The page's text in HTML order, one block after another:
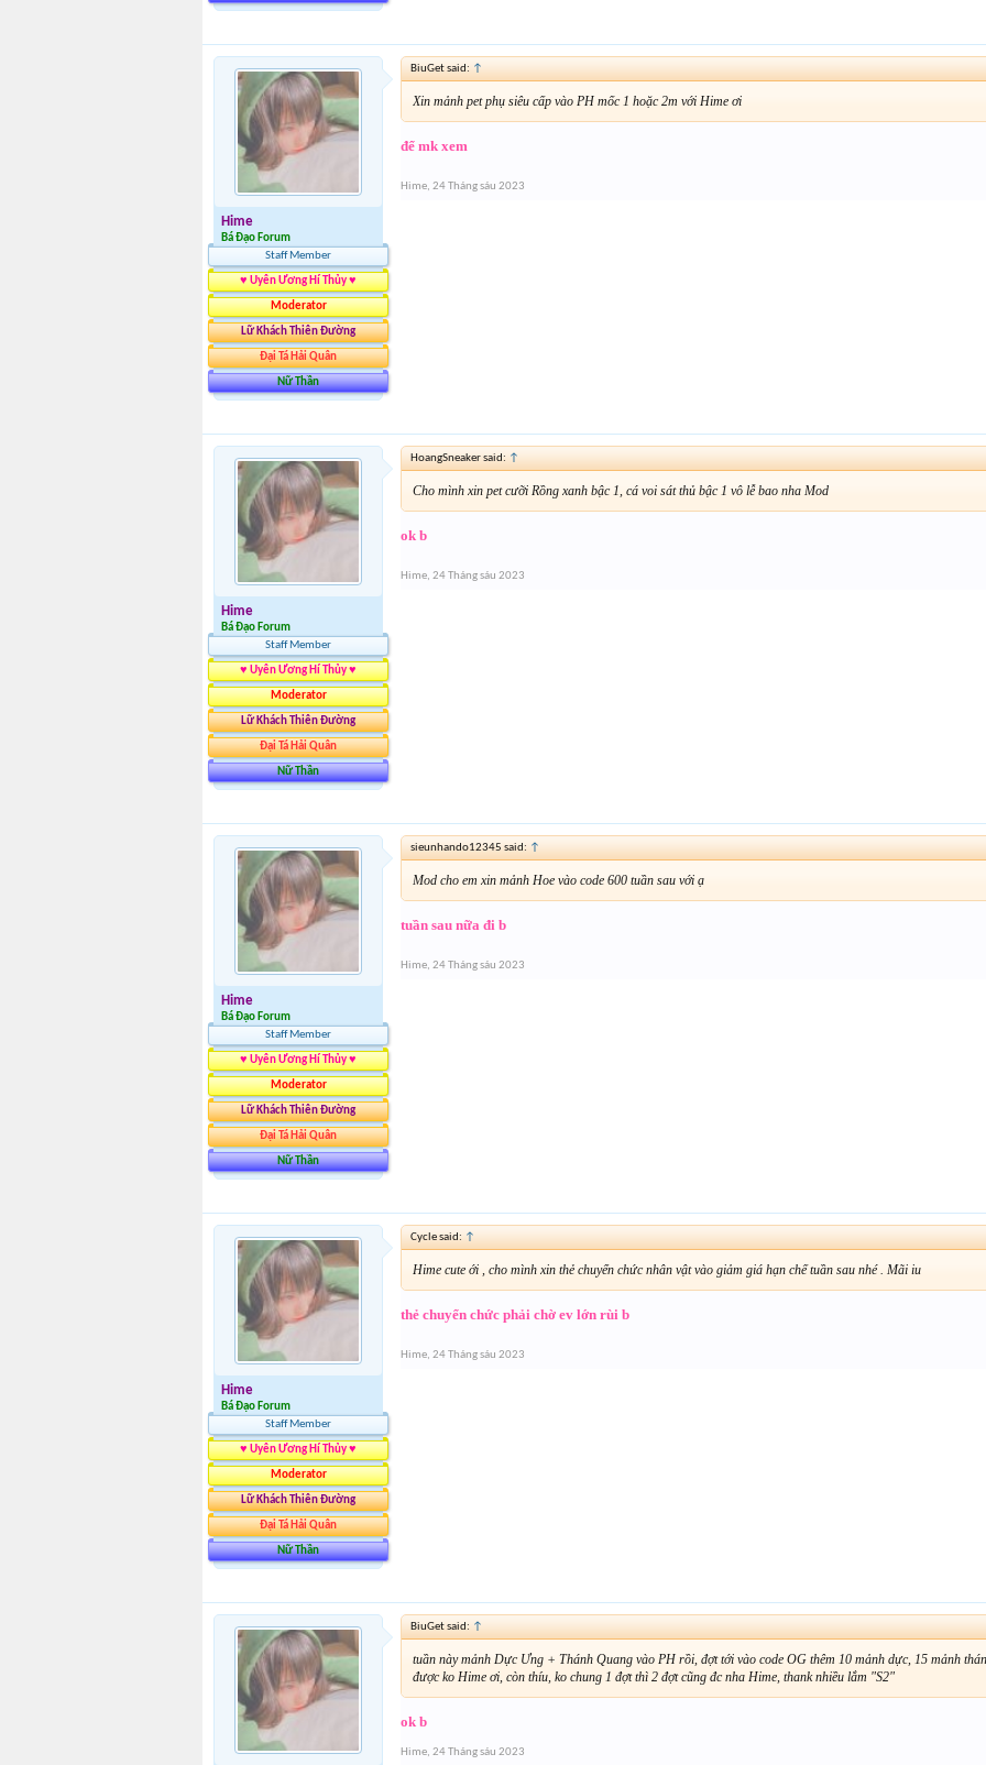
Hime
Bá Đạo Forum
Staff Member
♥ Uyên Ương Hí Thủy ♥
Moderator
Lữ Khách Thiên Đường
Đại Tá Hải Quân
Nữ Thần
BiuGet said: ↑
Xin mảnh pet phụ siêu cấp vào PH mốc 1 hoặc 2m với Hime ơi
để mk xem
Hime, 24 Tháng sáu 2023
Hime
Bá Đạo Forum
Staff Member
♥ Uyên Ương Hí Thủy ♥
Moderator
Lữ Khách Thiên Đường
Đại Tá Hải Quân
Nữ Thần
HoangSneaker said: ↑
Cho mình xin pet cưỡi Rồng xanh bậc 1, cá voi sát thủ bậc 1 vô lễ bao nha Mod
ok b
Hime, 24 Tháng sáu 2023
Hime
Bá Đạo Forum
Staff Member
♥ Uyên Ương Hí Thủy ♥
Moderator
Lữ Khách Thiên Đường
Đại Tá Hải Quân
Nữ Thần
sieunhando12345 said: ↑
Mod cho em xin mảnh Hoe vào code 600 tuần sau với ạ
tuần sau nữa đi b
Hime, 24 Tháng sáu 2023
Hime
Bá Đạo Forum
Staff Member
♥ Uyên Ương Hí Thủy ♥
Moderator
Lữ Khách Thiên Đường
Đại Tá Hải Quân
Nữ Thần
Cycle said: ↑
Hime cute ới , cho mình xin thẻ chuyển chức nhân vật vào giảm giá hạn chế tuần sau nhé . Mãi iu
thẻ chuyển chức phải chờ ev lớn rùi b
Hime, 24 Tháng sáu 2023
BiuGet said: ↑
tuần này mảnh Dực Ưng + Thánh Quang vào PH rồi, đợt tới vào code OG thêm 10 mảnh dực, 15 mảnh
được ko Hime ơi, còn thíu, ko chung 1 đợt thì 2 đợt cũng đc nha Hime, thank nhiều lắm "S2"
ok b
Hime, 24 Tháng sáu 2023